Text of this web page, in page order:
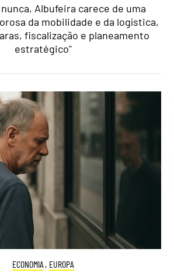
Albufeira carece de uma
da mobilidade e da logística,
fiscalização e planeamento
estratégico"
ECONOMIA , EUROPA